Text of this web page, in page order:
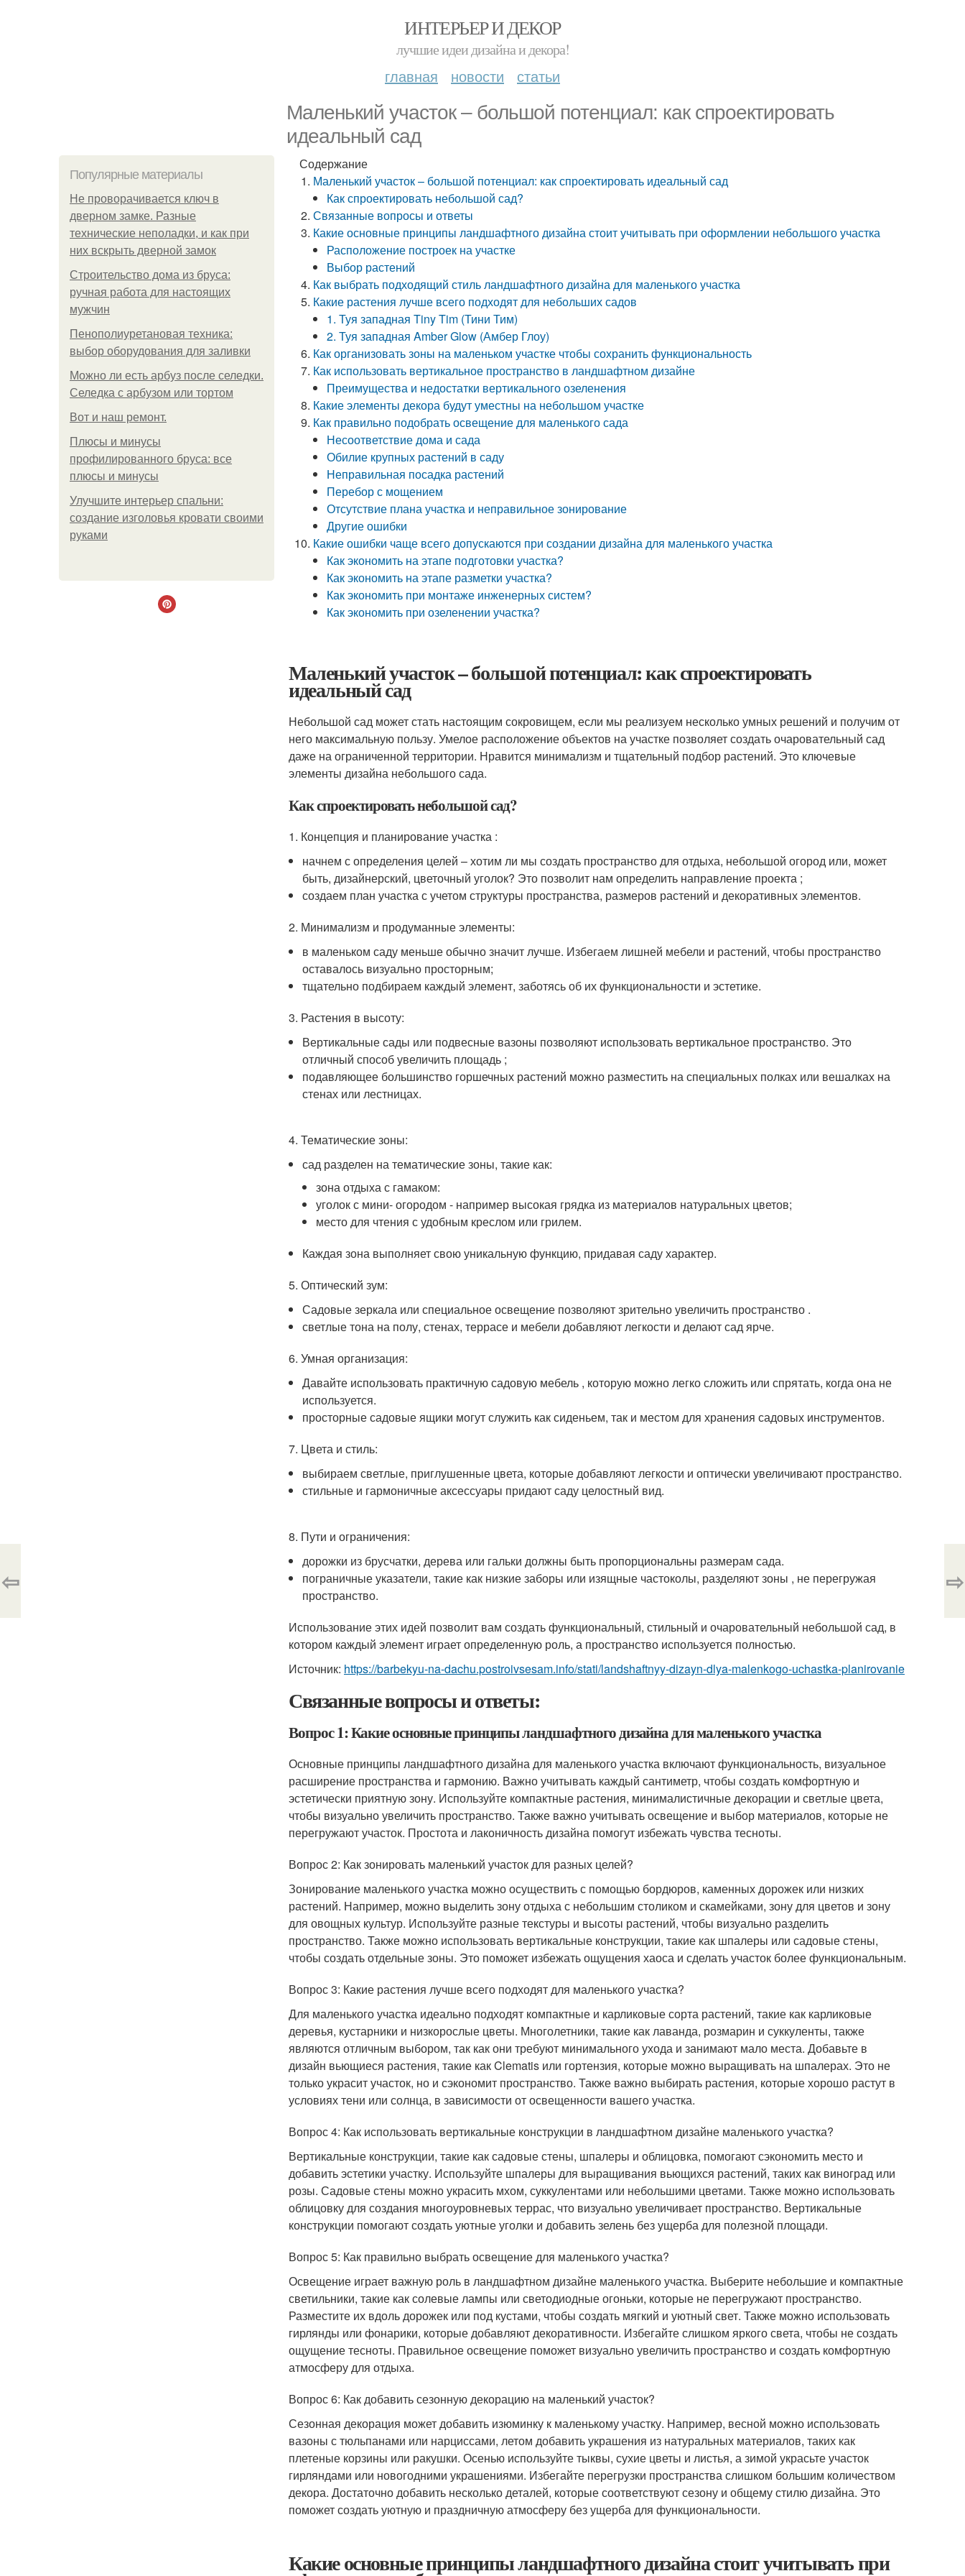
ИНТЕРЬЕР И ДЕКОР
лучшие идеи дизайна и декора!
главная новости статьи
Маленький участок – большой потенциал: как спроектировать
идеальный сад
Популярные материалы
Не проворачивается ключ в
дверном замке. Разные
технические неполадки, и как при
них вскрыть дверной замок
Строительство дома из бруса:
ручная работа для настоящих
мужчин
Пенополиуретановая техника:
выбор оборудования для заливки
Можно ли есть арбуз после селедки.
Селедка с арбузом или тортом
Boт и наш ремoнт.
Плюсы и минусы
профилированного бруса: все
плюсы и минусы
Улучшите интерьер спальни:
создание изголовья кровати своими
руками
Содержание
Маленький участок – большой потенциал: как спроектировать идеальный сад
Как спроектировать небольшой сад?
Связанные вопросы и ответы
Какие основные принципы ландшафтного дизайна стоит учитывать при оформлении небольшого участка
Расположение построек на участке
Выбор растений
Как выбрать подходящий стиль ландшафтного дизайна для маленького участка
Какие растения лучше всего подходят для небольших садов
1. Туя западная Tiny Tim (Тини Тим)
2. Туя западная Amber Glow (Амбер Глоу)
Как организовать зоны на маленьком участке чтобы сохранить функциональность
Как использовать вертикальное пространство в ландшафтном дизайне
Преимущества и недостатки вертикального озеленения
Какие элементы декора будут уместны на небольшом участке
Как правильно подобрать освещение для маленького сада
Несоответствие дома и сада
Обилие крупных растений в саду
Неправильная посадка растений
Перебор с мощением
Отсутствие плана участка и неправильное зонирование
Другие ошибки
Какие ошибки чаще всего допускаются при создании дизайна для маленького участка
Как экономить на этапе подготовки участка?
Как экономить на этапе разметки участка?
Как экономить при монтаже инженерных систем?
Как экономить при озеленении участка?
Маленький участок – большой потенциал: как спроектировать
идеальный сад
Небольшой сад может стать настоящим сокровищем, если мы реализуем несколько умных решений и получим от
него максимальную пользу. Умелое расположение объектов на участке позволяет создать очаровательный сад
даже на ограниченной территории. Нравится минимализм и тщательный подбор растений. Это ключевые
элементы дизайна небольшого сада.
Как спроектировать небольшой сад?
1. Концепция и планирование участка :
начнем с определения целей – хотим ли мы создать пространство для отдыха, небольшой огород или, может
быть, дизайнерский, цветочный уголок? Это позволит нам определить направление проекта ;
создаем план участка с учетом структуры пространства, размеров растений и декоративных элементов.
2. Минимализм и продуманные элементы:
в маленьком саду меньше обычно значит лучше. Избегаем лишней мебели и растений, чтобы пространство
оставалось визуально просторным;
тщательно подбираем каждый элемент, заботясь об их функциональности и эстетике.
3. Растения в высоту:
Вертикальные сады или подвесные вазоны позволяют использовать вертикальное пространство. Это
отличный способ увеличить площадь ;
подавляющее большинство горшечных растений можно разместить на специальных полках или вешалках на
стенах или лестницах.
4. Тематические зоны:
сад разделен на тематические зоны, такие как:
зона отдыха с гамаком:
уголок с мини- огородом - например высокая грядка из материалов натуральных цветов;
место для чтения с удобным креслом или грилем.
Каждая зона выполняет свою уникальную функцию, придавая саду характер.
5. Оптический зум:
Садовые зеркала или специальное освещение позволяют зрительно увеличить пространство .
светлые тона на полу, стенах, террасе и мебели добавляют легкости и делают сад ярче.
6. Умная организация:
Давайте использовать практичную садовую мебель , которую можно легко сложить или спрятать, когда она не
используется.
просторные садовые ящики могут служить как сиденьем, так и местом для хранения садовых инструментов.
7. Цвета и стиль:
выбираем светлые, приглушенные цвета, которые добавляют легкости и оптически увеличивают пространство.
стильные и гармоничные аксессуары придают саду целостный вид.
8. Пути и ограничения:
дорожки из брусчатки, дерева или гальки должны быть пропорциональны размерам сада.
пограничные указатели, такие как низкие заборы или изящные частоколы, разделяют зоны , не перегружая
пространство.
Использование этих идей позволит вам создать функциональный, стильный и очаровательный небольшой сад, в
котором каждый элемент играет определенную роль, а пространство используется полностью.
Источник: https://barbekyu-na-dachu.postroivsesam.info/stati/landshaftnyy-dizayn-dlya-malenkogo-uchastka-planirovanie
Связанные вопросы и ответы:
Вопрос 1: Какие основные принципы ландшафтного дизайна для маленького участка
Основные принципы ландшафтного дизайна для маленького участка включают функциональность, визуальное
расширение пространства и гармонию. Важно учитывать каждый сантиметр, чтобы создать комфортную и
эстетически приятную зону. Используйте компактные растения, минималистичные декорации и светлые цвета,
чтобы визуально увеличить пространство. Также важно учитывать освещение и выбор материалов, которые не
перегружают участок. Простота и лаконичность дизайна помогут избежать чувства тесноты.
Вопрос 2: Как зонировать маленький участок для разных целей?
Зонирование маленького участка можно осуществить с помощью бордюров, каменных дорожек или низких
растений. Например, можно выделить зону отдыха с небольшим столиком и скамейками, зону для цветов и зону
для овощных культур. Используйте разные текстуры и высоты растений, чтобы визуально разделить
пространство. Также можно использовать вертикальные конструкции, такие как шпалеры или садовые стены,
чтобы создать отдельные зоны. Это поможет избежать ощущения хаоса и сделать участок более функциональным.
Вопрос 3: Какие растения лучше всего подходят для маленького участка?
Для маленького участка идеально подходят компактные и карликовые сорта растений, такие как карликовые
деревья, кустарники и низкорослые цветы. Многолетники, такие как лаванда, розмарин и суккуленты, также
являются отличным выбором, так как они требуют минимального ухода и занимают мало места. Добавьте в
дизайн вьющиеся растения, такие как Clematis или гортензия, которые можно выращивать на шпалерах. Это не
только украсит участок, но и сэкономит пространство. Также важно выбирать растения, которые хорошо растут в
условиях тени или солнца, в зависимости от освещенности вашего участка.
Вопрос 4: Как использовать вертикальные конструкции в ландшафтном дизайне маленького участка?
Вертикальные конструкции, такие как садовые стены, шпалеры и облицовка, помогают сэкономить место и
добавить эстетики участку. Используйте шпалеры для выращивания вьющихся растений, таких как виноград или
розы. Садовые стены можно украсить мхом, суккулентами или небольшими цветами. Также можно использовать
облицовку для создания многоуровневых террас, что визуально увеличивает пространство. Вертикальные
конструкции помогают создать уютные уголки и добавить зелень без ущерба для полезной площади.
Вопрос 5: Как правильно выбрать освещение для маленького участка?
Освещение играет важную роль в ландшафтном дизайне маленького участка. Выберите небольшие и компактные
светильники, такие как солевые лампы или светодиодные огоньки, которые не перегружают пространство.
Разместите их вдоль дорожек или под кустами, чтобы создать мягкий и уютный свет. Также можно использовать
гирлянды или фонарики, которые добавляют декоративности. Избегайте слишком яркого света, чтобы не создать
ощущение тесноты. Правильное освещение поможет визуально увеличить пространство и создать комфортную
атмосферу для отдыха.
Вопрос 6: Как добавить сезонную декорацию на маленький участок?
Сезонная декорация может добавить изюминку к маленькому участку. Например, весной можно использовать
вазоны с тюльпанами или нарциссами, летом добавить украшения из натуральных материалов, таких как
плетеные корзины или ракушки. Осенью используйте тыквы, сухие цветы и листья, а зимой украсьте участок
гирляндами или новогодними украшениями. Избегайте перегрузки пространства слишком большим количеством
декора. Достаточно добавить несколько деталей, которые соответствуют сезону и общему стилю дизайна. Это
поможет создать уютную и праздничную атмосферу без ущерба для функциональности.
Какие основные принципы ландшафтного дизайна стоит учитывать при
⇦ ⇨